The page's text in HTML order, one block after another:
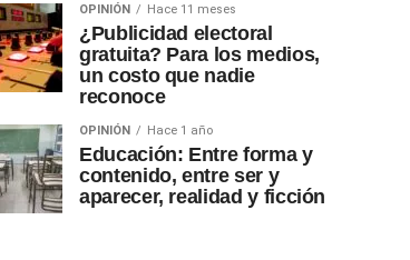
OPINIÓN Hace 11 meses
¿Publicidad electoral
gratuita? Para los medios,
un costo que nadie
reconoce
OPINIÓN Hace 1 año
Educación: Entre forma y
contenido, entre ser y
aparecer, realidad y ficción